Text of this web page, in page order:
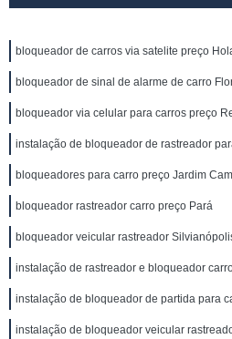
bloqueador de carros via satelite preço
bloqueador de sinal de alarme de carro
bloqueador via celular para carros preço
instalação de bloqueador de rastreador
bloqueadores para carro preço Jardim
bloqueador rastreador carro preço Pará
bloqueador veicular rastreador
instalação de rastreador e bloqueador
instalação de bloqueador de partida para
instalação de bloqueador veicular